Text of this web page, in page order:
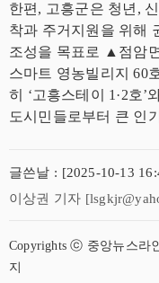
한편, 고흥군은 청년,
착과 주거지원을 위해
조성을 목표로 ▲점암
스마트 영농빌리지 60
히 ‘고흥스테이 1·2호’
도시민들로부터 큰 인
글쓴날 : [2025-10-13
이상권 기자
Copyrights ⓒ 중앙뉴스라
지